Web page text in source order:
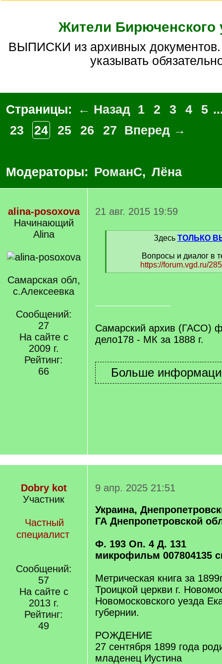
Жители Бирюченского
ВЫПИСКИ из архивных документов. Реквизиты дел
указывать
Страницы: ← Назад 1 2 3 4 5
23
24 25 26 27 Вперед →
Модераторы: РоманС, Лёна
alina-posoxova
Начинающий
Alina
Самарская обл,
с.Алексеевка
Сообщений:
27
На сайте с
2009 г.
Рейтинг:
66
21 авг. 2015 19:59
Здесь ТОЛЬКО
Вопросы и диалог в
https://forum.vgd.ru/
[
Самарский архив (ГАСО)
дело178 - МК за 1888 г.
Dobry kot
Участник
Частный
специалист
Сообщений:
57
На сайте с
2013 г.
Рейтинг:
49
9 апр. 2025 21:51
Украина,
ГА Днепропетровской
Ф. 193 Оп. 4 Д. 131
микрофильм 007804135
Метрическая книга за
Троицкой церкви г.
Новомосковского уезда
губернии.
РОЖДЕНИЕ
27 сентября 1899 года
младенец Иустина